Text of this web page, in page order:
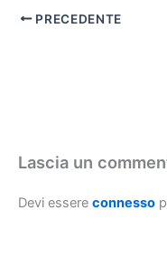
PRECEDENTE
Lascia un
Devi essere connesso